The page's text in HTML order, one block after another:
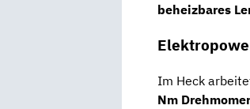
beheizbares
Im Heck
Nm